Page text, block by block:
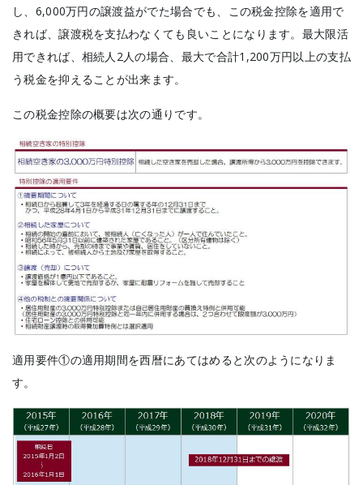
し、6,000万円の譲渡益がでた場合でも、この税金控除を適用で
きれば、譲渡税を支払わなくても良いことになります。 最大限活
用できれば、相続人2人の場合、最大で合計1,200万円以上の支払
う税金を抑えることが出来ます。
この税金控除の概要は次の通りです。
適用要件①の適用期間を西暦にあてはめると次のようになりま
す。